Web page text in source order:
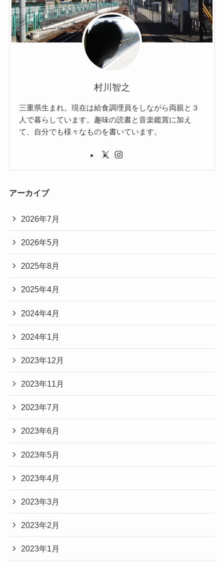
村川智之
三重県生まれ。現在は給食調理員をしながら両親と３
人で暮らしています。趣味の読書と音楽鑑賞に加え
て、自分でも様々なものを書いています。
アーカイブ
2026年7月
2026年5月
2025年8月
2025年4月
2024年4月
2024年1月
2023年12月
2023年11月
2023年7月
2023年6月
2023年5月
2023年4月
2023年3月
2023年2月
2023年1月